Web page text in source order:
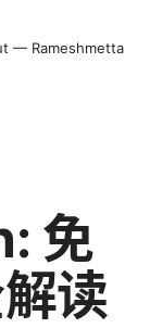
— Rameshmetta
免
读